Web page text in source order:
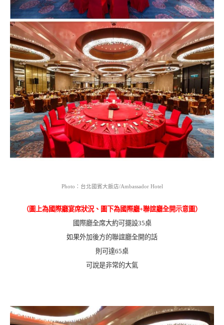
Photo：台北國賓大飯店/Ambassador Hotel
（圖上為國際廳宴席狀況、圖下為國際廳+聯誼廳全開示意圖）
國際廳全席大約可擺設35桌
如果外加後方的聯誼廳全開的話
則可達65桌
可說是非常的大氣